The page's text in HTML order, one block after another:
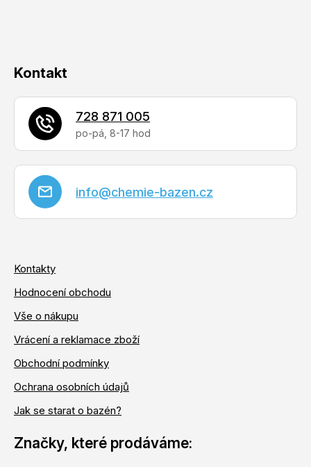
Kontakt
info@chemie-bazen.cz
728 871 005
Kontakty
Hodnocení obchodu
Vše o nákupu
Vrácení a reklamace zboží
Obchodní podmínky
Ochrana osobních údajů
Jak se starat o bazén?